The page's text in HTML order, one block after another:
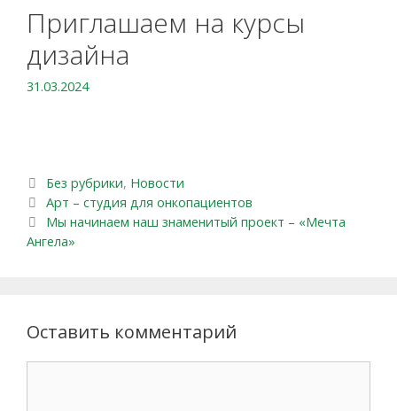
Приглашаем на курсы
дизайна
31.03.2024
Рубрики
Без рубрики, Новости
Навигация по записям
Арт – студия для онкопациентов
Мы начинаем наш знаменитый проект – «Мечта
Ангела»
Оставить комментарий